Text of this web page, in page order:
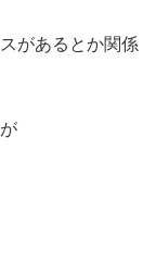
があるとか関係